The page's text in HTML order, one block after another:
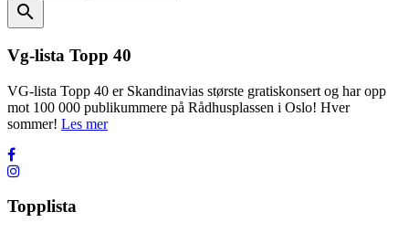
search
Vg-lista Topp 40
VG-lista Topp 40 er Skandinavias største gratiskonsert og har opp
mot 100 000 publikummere på Rådhusplassen i Oslo! Hver
sommer! Les mer
Topplista